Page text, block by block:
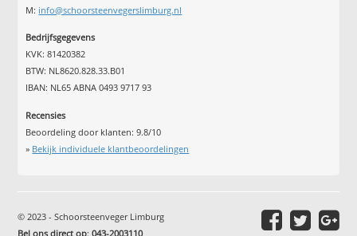
M: info@schoorsteenvegerslimburg.nl
Bedrijfsgegevens
KVK: 81420382
BTW: NL8620.828.33.B01
IBAN: NL65 ABNA 0493 9717 93
Recensies
Beoordeling door klanten:9.8/10
» Bekijk individuele klantbeoordelingen
© 2023 - Schoorsteenveger Limburg
Bel ons direct op:043-2003110